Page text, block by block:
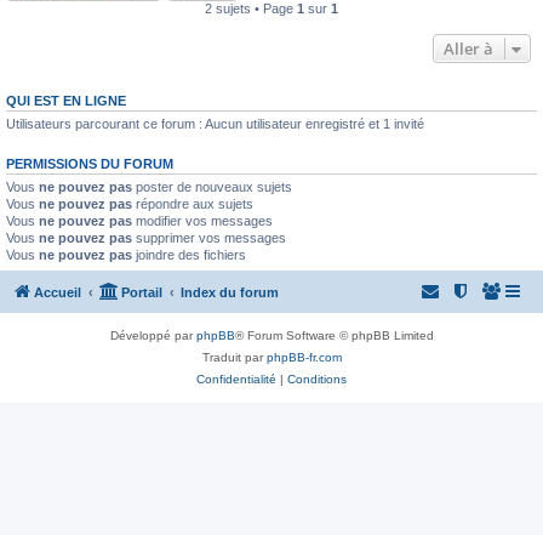
2 sujets • Page 1 sur 1
Aller à
QUI EST EN LIGNE
Utilisateurs parcourant ce forum : Aucun utilisateur enregistré et 1 invité
PERMISSIONS DU FORUM
Vous ne pouvez pas poster de nouveaux sujets
Vous ne pouvez pas répondre aux sujets
Vous ne pouvez pas modifier vos messages
Vous ne pouvez pas supprimer vos messages
Vous ne pouvez pas joindre des fichiers
Accueil Portail Index du forum
Développé parphpBB® Forum Software © phpBB Limited
Traduit parphpBB-fr.com
Confidentialité | Conditions